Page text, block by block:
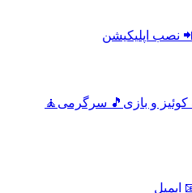
نصب اپلیکیشن
کوئیز و بازی 🎵 سرگرمی 🧘
ایمیل